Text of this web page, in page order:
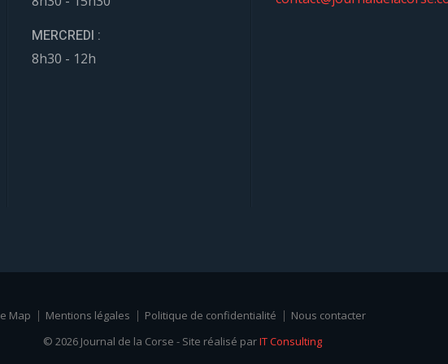
MERCREDI :
8h30 - 12h
Map Mentions légales Politique de confidentialité
Nous contacter
© 2026 Journal de la Corse - Site réalisé parIT Consulting